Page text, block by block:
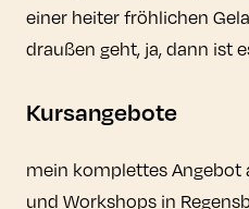
einer heiter fröhlichen
draußen geht, ja, dann ist
Kursangebote
mein komplettes
und Workshops in